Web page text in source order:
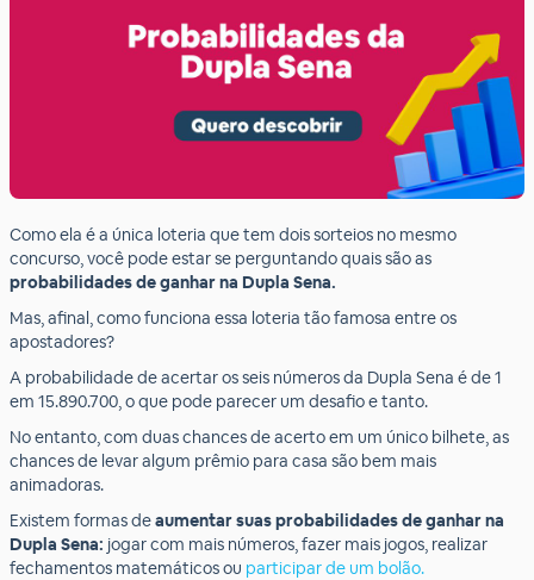
Como ela é a única loteria que tem dois sorteios no mesmo
concurso, você pode estar se perguntando quais são as
probabilidades de ganhar na Dupla Sena.
Mas, afinal, como funciona essa loteria tão famosa entre os
apostadores?
A probabilidade de acertar os seis números da Dupla Sena é de 1
em 15.890.700, o que pode parecer um desafio e tanto.
No entanto, com duas chances de acerto em um único bilhete, as
chances de levar algum prêmio para casa são bem mais
animadoras.
Existem formas deaumentar suas probabilidades de ganhar na
Dupla Sena: jogar com mais números, fazer mais jogos, realizar
fechamentos matemáticos ou participar de um bolão.